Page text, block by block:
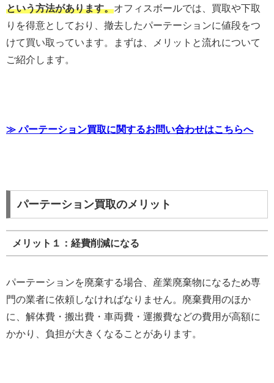
という方法があります。オフィスボールでは、買取や下取
りを得意としており、撤去したパーテーションに値段をつ
けて買い取っています。まずは、メリットと流れについて
ご紹介します。
≫ パーテーション買取に関するお問い合わせはこちらへ
パーテーション買取のメリット
メリット１：経費削減になる
パーテーションを廃棄する場合、産業廃棄物になるため専
門の業者に依頼しなければなりません。廃棄費用のほか
に、解体費・搬出費・車両費・運搬費などの費用が高額に
かかり、負担が大きくなることがあります。